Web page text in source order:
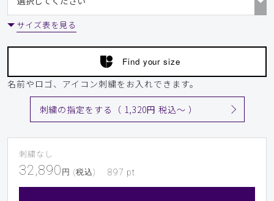
サイズ表を見る
Find your size
名前やロゴ、アイコン刺繍をお入れできます。
刺繍の指定をする（ 1,320円 税込〜 ）
刺繍なし
32,890 円 (税込) 897 pt